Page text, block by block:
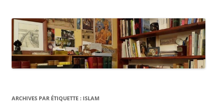
au
contenu
ARCHIVES PAR ÉTIQUETTE : ISLAM